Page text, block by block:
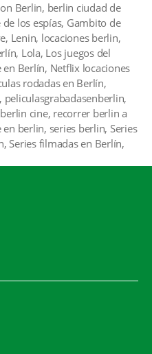
Berlin, berlin ciudad de
de los espías, Gambito de
, Lenin, locaciones berlin,
, Lola, Los juegos del
en Berlín, Netflix locaciones
rodadas en Berlín,
, peliculasgrabadasenberlin,
cine, recorrer berlin a
en berlin, series berlin, Series
, Series filmadas en Berlín,